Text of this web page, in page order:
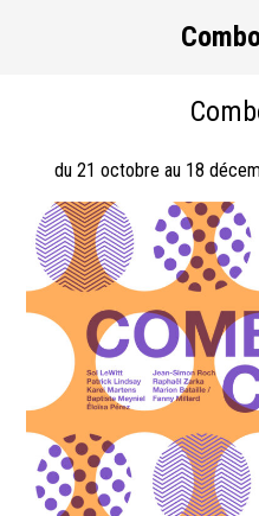
du 21 octobre au 18